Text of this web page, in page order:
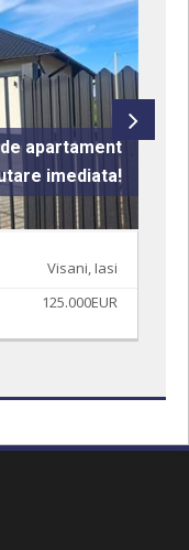
apartament
imediata!
Visani, Iasi
125.000EUR